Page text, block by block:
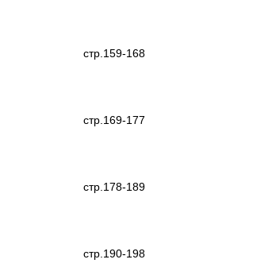
стр.159-168
стр.169-177
стр.178-189
стр.190-198